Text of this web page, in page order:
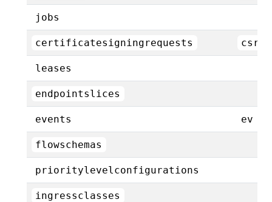
jobs
certificatesigningrequests csr
leases
endpointslices
events ev
flowschemas
prioritylevelconfigurations
ingressclasses